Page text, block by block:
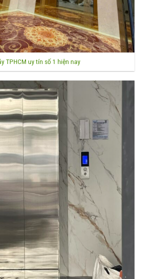
TPHCM uy tín số 1 hiện nay